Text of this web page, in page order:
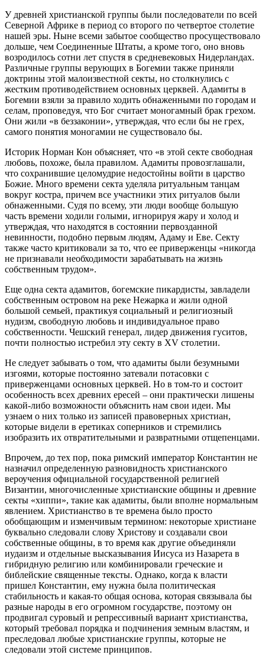
У древней христианской группы были последователи по всей
Северной Африке в период со второго по четвертое столетие
нашей эры. Ныне всеми забытое сообщество просуществовало
дольше, чем Соединенные Штаты, а кроме того, оно вновь
возродилось сотни лет спустя в средневековых Нидерландах.
Различные группы верующих в Богемии также приняли
доктрины этой малоизвестной секты, но столкнулись с
жестким противодействием основных церквей. Адамиты в
Богемии взяли за правило ходить обнаженными по городам и
селам, проповедуя, что Бог считает моногамный брак грехом.
Они жили «в беззаконии», утверждая, что если бы не грех,
самого понятия моногамии не существовало бы.
Историк Норман Кон объясняет, что «в этой секте свободная
любовь, похоже, была правилом. Адамиты провозглашали,
что сохранившие целомудрие недостойны войти в царство
Божие. Много времени секта уделяла ритуальным танцам
вокруг костра, причем все участники этих ритуалов были
обнаженными. Судя по всему, эти люди вообще большую
часть времени ходили голыми, игнорируя жару и холод и
утверждая, что находятся в состоянии первозданной
невинности, подобно первым людям, Адаму и Еве. Секту
также часто критиковали за то, что ее приверженцы «никогда
не признавали необходимости зарабатывать на жизнь
собственным трудом».
Еще одна секта адамитов, богемские пикардисты, завладели
собственным островом на реке Нежарка и жили одной
большой семьей, практикуя социальный и религиозный
нудизм, свободную любовь и индивидуальное право
собственности. Чешский генерал, лидер движения гуситов,
почти полностью истребил эту секту в XV столетии.
Не следует забывать о том, что адамиты были безумными
изгоями, которые постоянно затевали потасовки с
приверженцами основных церквей. Но в том-то и состоит
особенность всех древних ересей – они практически лишены
какой-либо возможности объяснить нам свои идеи. Мы
узнаем о них только из записей правоверных христиан,
которые видели в еретиках соперников и стремились
изобразить их отвратительными и развратными отщепенцами.
Впрочем, до тех пор, пока римский император Константин не
назначил определенную разновидность христианского
вероучения официальной государственной религией
Византии, многочисленные христианские общины и древние
секты «хиппи», такие как адамиты, были вполне нормальным
явлением. Христианство в те времена было просто
обобщающим и изменчивым термином: некоторые христиане
буквально следовали слову Христову и создавали свои
собственные общины, в то время как другие объединяли
иудаизм и отдельные высказывания Иисуса из Назарета в
гибридную религию или комбинировали греческие и
библейские священные тексты. Однако, когда к власти
пришел Константин, ему нужна была политическая
стабильность и какая-то общая основа, которая связывала бы
разные народы в его огромном государстве, поэтому он
продвигал суровый и репрессивный вариант христианства,
который требовал порядка и подчинения земным властям, и
преследовал любые христианские группы, которые не
следовали этой системе принципов.